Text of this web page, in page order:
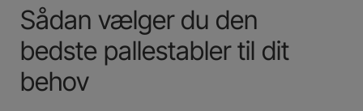
Sådan vælger du den
bedste pallestabler til dit
behov